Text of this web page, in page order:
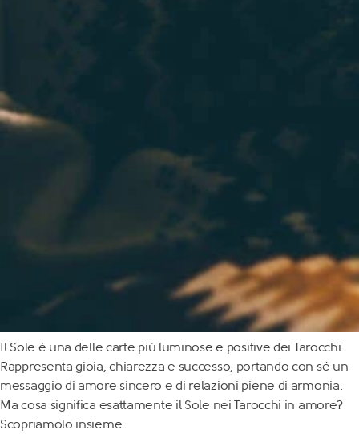
Il Sole è una delle carte più luminose e positive dei Tarocchi.
Rappresenta gioia, chiarezza e successo, portando con sé un
messaggio di amore sincero e di relazioni piene di armonia.
Ma cosa significa esattamente il Sole nei Tarocchi in amore?
Scopriamolo insieme.